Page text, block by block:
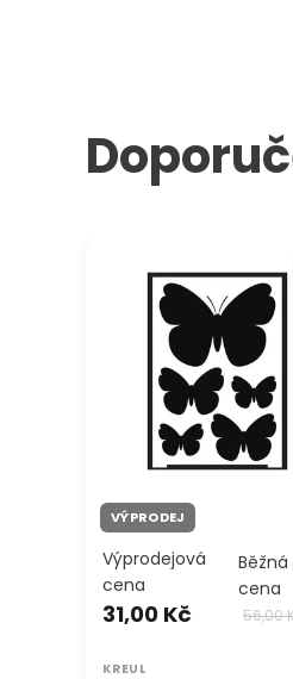
VÝPRODEJ
Výprodejová
cena
31,00 Kč
Běžná
cena
56,00
KREUL